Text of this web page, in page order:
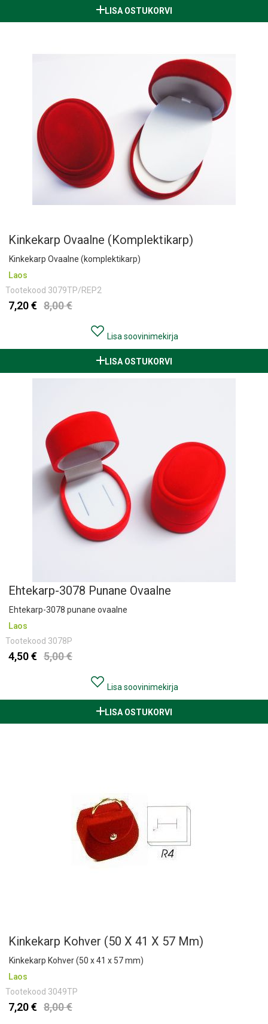
LISA OSTUKORVI
Kinkekarp Ovaalne (komplektikarp)
Kinkekarp Ovaalne (komplektikarp)
Laos
Tootekood 3079TP/REP2
7,20 € 8,00 €
Lisa soovinimekirja
LISA OSTUKORVI
Ehtekarp-3078 Punane Ovaalne
Ehtekarp-3078 punane ovaalne
Laos
Tootekood 3078P
4,50 € 5,00 €
Lisa soovinimekirja
LISA OSTUKORVI
Kinkekarp Kohver (50 X 41 X 57 Mm)
Kinkekarp Kohver (50 x 41 x 57 mm)
Laos
Tootekood 3049TP
7,20 € 8,00 €